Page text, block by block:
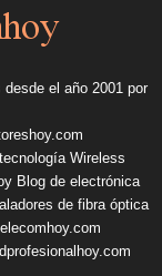
el año 2001 por
Wireless
Blog de electrónica
de fibra óptica